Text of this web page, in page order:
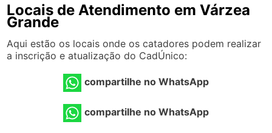
Locais de Atendimento em Várzea
Grande
Aqui estão os locais onde os catadores podem realizar
a inscrição e atualização do CadÚnico:
compartilhe no WhatsApp
compartilhe no WhatsApp